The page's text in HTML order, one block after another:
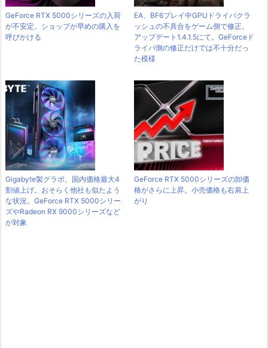
GeForce RTX 5000シリーズの入荷
が不安定。ショップが早めの購入を
呼びかける
EA、BF6プレイ中GPUドライバクラ
ッシュの不具合をゲーム側で修正。
アップデート1.4.1.5にて。GeForceド
ライバ側の修正だけでは不十分だっ
た模様
Gigabyte製グラボ、国内価格最大4
割値上げ。おそらく他社も似たよう
な状況。GeForce RTX 5000シリー
ズやRadeon RX 9000シリーズなど
が対象
GeForce RTX 5000シリーズの卸価
格がさらに上昇。小売価格も右肩上
がり